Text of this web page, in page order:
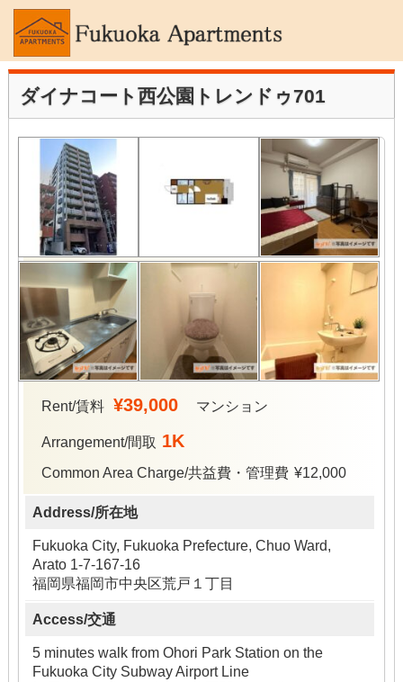
ダイナコート西公園トレンドゥ701
Rent/賃料 ¥39,000 マンション
Arrangement/間取 1K
Common Area Charge/共益費・管理費 ¥12,000
Address/所在地
Fukuoka City, Fukuoka Prefecture, Chuo Ward,
Arato 1-7-167-16
福岡県福岡市中央区荒戸１丁目
Access/交通
5 minutes walk from Ohori Park Station on the
Fukuoka City Subway Airport Line